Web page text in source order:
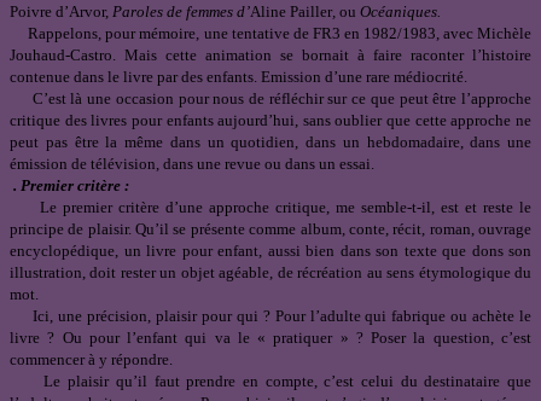
Poivre d’Arvor, Paroles de femmes d’Aline Pailler, ou Océaniques.
Rappelons, pour mémoire, une tentative de FR3 en 1982/1983, avec Michèle
Jouhaud-Castro. Mais cette animation se bornait à faire raconter l’histoire
contenue dans le livre par des enfants. Emission d’une rare médiocrité.
C’est là une occasion pour nous de réfléchir sur ce que peut être l’approche
critique des livres pour enfants aujourd’hui, sans oublier que cette approche ne
peut pas être la même dans un quotidien, dans un hebdomadaire, dans une
émission de télévision, dans une revue ou dans un essai.
. Premier critère :
Le premier critère d’une approche critique, me semble-t-il, est et reste le
principe de plaisir. Qu’il se présente comme album, conte, récit, roman, ouvrage
encyclopédique, un livre pour enfant, aussi bien dans son texte que dons son
illustration, doit rester un objet agéable, de récréation au sens étymologique du
mot.
Ici, une précision, plaisir pour qui ? Pour l’adulte qui fabrique ou achète le
livre ? Ou pour l’enfant qui va le « pratiquer » ? Poser la question, c’est
commencer à y répondre.
Le plaisir qu’il faut prendre en compte, c’est celui du destinataire que